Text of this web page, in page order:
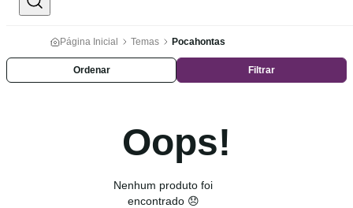
Página Inicial Temas Pocahontas
Ordenar Filtrar
Oops!
Nenhum produto foi
encontrado 😞